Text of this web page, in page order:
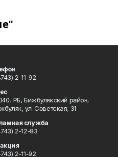
2-11-92
РБ, Бижбулякский район,
ул. Советская, 31
служба
2-12-83
2-11-92